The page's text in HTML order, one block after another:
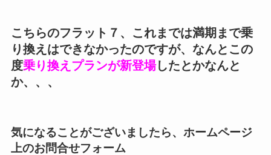
こちらのフラット７、これまでは満期まで乗
り換えはできなかったのですが、なんとこの
度乗り換えプランが新登場したとかなんと
か、、、
気になることがございましたら、ホームページ
上のお問合せフォーム